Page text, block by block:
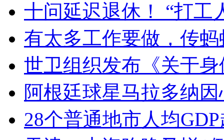
十问延迟退休！ “打工
有太多工作要做，传
世卫组织发布《关于
阿根廷球星马拉多纳
28个普通地市人均